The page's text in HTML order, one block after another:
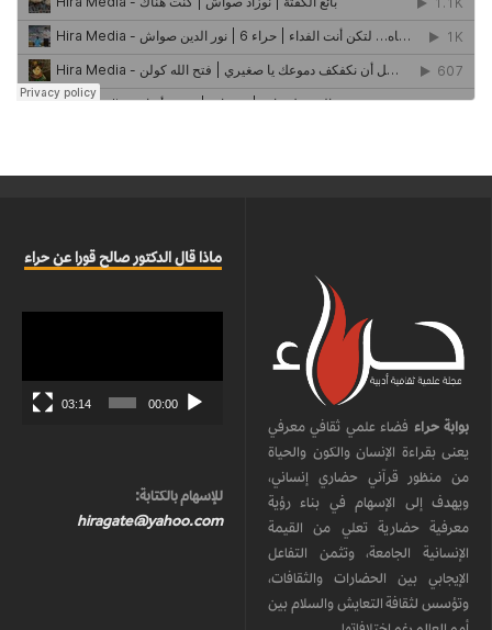
بوابة حراء فضاء علمي ثقافي معرفي
يعنى بقراءة الإنسان والكون والحياة
من منظور قرآني حضاري إنساني،
ويهدف إلى الإسهام في بناء رؤية
معرفية حضارية تعلي من القيمة
الإنسانية الجامعة، وتثمن التفاعل
الإيجابي بين الحضارات والثقافات،
وتؤسس لثقافة التعايش والسلام بين
ماذا قال الدكتور صالح قورا عن حراء
00:00
03:14
للإسهام بالكتابة:
hiragate@yahoo.com